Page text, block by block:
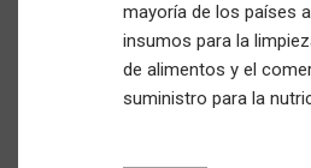
mayoría de los países
insumos para la
de alimentos y el
suministro para la